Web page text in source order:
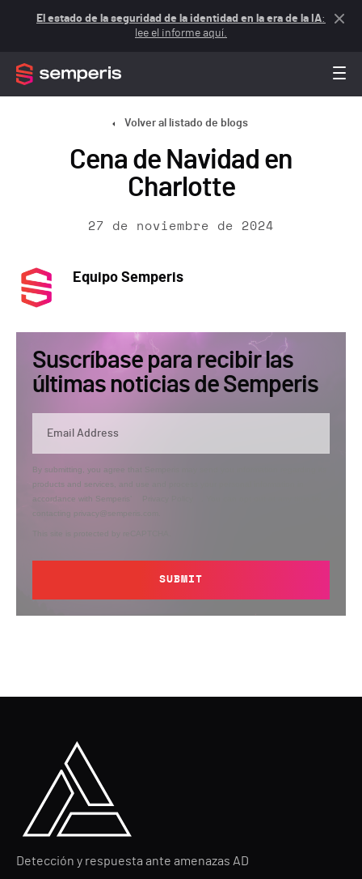
El estado de la seguridad de la identidad en la era de la IA:
lee el informe aquí.
Volver al listado de blogs
Cena de Navidad en
Charlotte
27 de noviembre de 2024
Equipo Semperis
Suscríbase para recibir las
últimas noticias de Semperis
By submitting, you agree that Semperis may send you information regarding its
products and services, and use and process your personal information in
accordance with Semperis’
contacting privacy@semperis.com.
This site is protected by reCAPTCHA.
SUBMIT
Detección y respuesta ante amenazas AD